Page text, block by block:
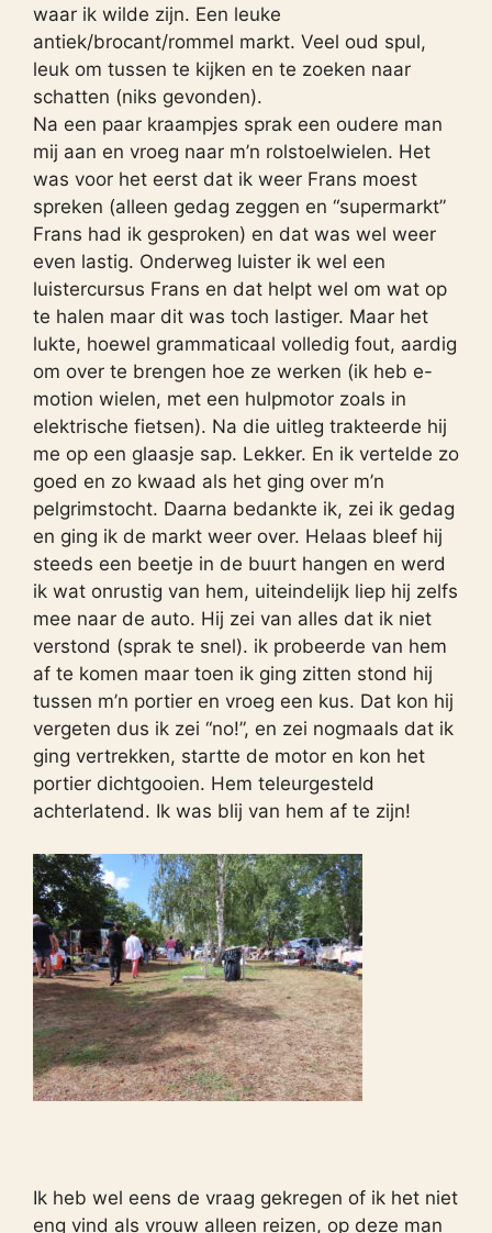
waar ik wilde zijn. Een leuke
antiek/brocant/rommel markt. Veel oud spul,
leuk om tussen te kijken en te zoeken naar
schatten (niks gevonden).
Na een paar kraampjes sprak een oudere man
mij aan en vroeg naar m’n rolstoelwielen. Het
was voor het eerst dat ik weer Frans moest
spreken (alleen gedag zeggen en “supermarkt”
Frans had ik gesproken) en dat was wel weer
even lastig. Onderweg luister ik wel een
luistercursus Frans en dat helpt wel om wat op
te halen maar dit was toch lastiger. Maar het
lukte, hoewel grammaticaal volledig fout, aardig
om over te brengen hoe ze werken (ik heb e-
motion wielen, met een hulpmotor zoals in
elektrische fietsen). Na die uitleg trakteerde hij
me op een glaasje sap. Lekker. En ik vertelde zo
goed en zo kwaad als het ging over m’n
pelgrimstocht. Daarna bedankte ik, zei ik gedag
en ging ik de markt weer over. Helaas bleef hij
steeds een beetje in de buurt hangen en werd
ik wat onrustig van hem, uiteindelijk liep hij zelfs
mee naar de auto. Hij zei van alles dat ik niet
verstond (sprak te snel). ik probeerde van hem
af te komen maar toen ik ging zitten stond hij
tussen m’n portier en vroeg een kus. Dat kon hij
vergeten dus ik zei “no!”, en zei nogmaals dat ik
ging vertrekken, startte de motor en kon het
portier dichtgooien. Hem teleurgesteld
achterlatend. Ik was blij van hem af te zijn!
Ik heb wel eens de vraag gekregen of ik het niet
eng vind als vrouw alleen reizen, op deze man